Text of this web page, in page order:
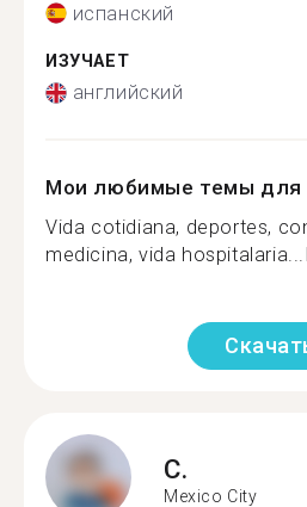
испанский
ИЗУЧАЕТ
английский
Мои любимые темы для
Vida cotidiana, deportes,
medicina, vida hospitalaria...
C.
Mexico City